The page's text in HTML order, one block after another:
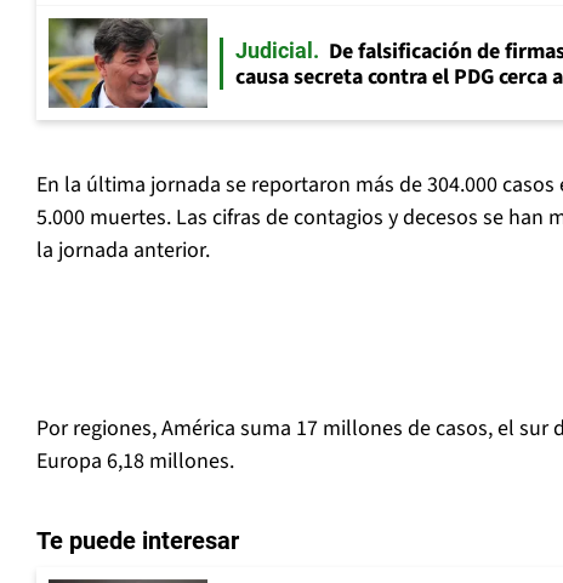
Judicial
De falsificación de
causa secreta contra el PDG cerca
En la última jornada se reportaron más de 304.000
5.000 muertes. Las cifras de contagios y decesos se han
la jornada anterior.
Por regiones, América suma 17 millones de casos, el sur
Europa 6,18 millones.
Te puede interesar